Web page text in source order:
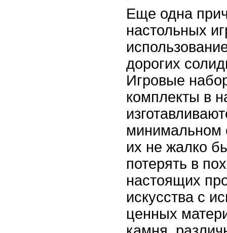
Еще одна
настольных
дорогих
Игровые
комплекты в
минимальном
их не жалко
потерять в
настоящих
искусства с
ценных